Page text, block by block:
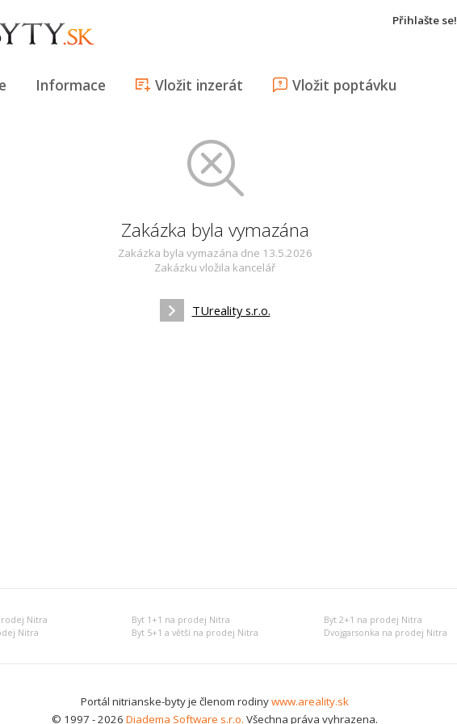
Přihlašte se!
Informace Vložit inzerát Vložit poptávku
Zakázka byla vymazána
Zakázka byla vymazána dne 13.5.2026
Zakázku vložila kancelář
TUreality s.r.o.
Nitra Byt 1+1 na prodej Nitra Byt 2+1 na prodej Nitra
Nitra
Byt 5+1 a větší na prodej Nitra Dvojgarsonka na prodej Nitra
Portál nitrianske-byty je členom rodinywww.areality.sk
© 1997 - 2026 Diadema Software s.r.o. Všechna práva vyhrazena.